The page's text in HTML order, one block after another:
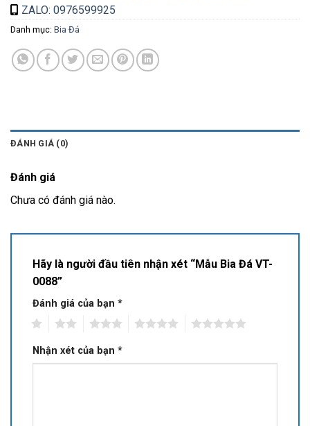
ZALO: 0976599925
Danh mục: Bia Đá
ĐÁNH GIÁ (0)
Đánh giá
Chưa có đánh giá nào.
Hãy là người đầu tiên nhận xét “Mẫu Bia Đá VT-
0088”
Đánh giá của bạn *
Nhận xét của bạn *